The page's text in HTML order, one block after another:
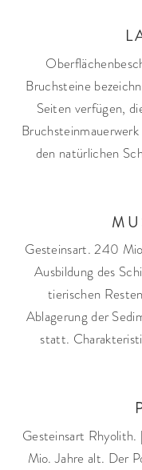
Bruchsteine
Seiten verfügen,
den natürlichen
Gesteinsart. 240
Ausbildung des
tierischen
Ablagerung der
statt.
Gesteinsart
Mio. Jahre alt. Der